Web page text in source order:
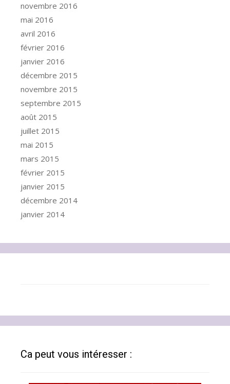
novembre 2016
mai 2016
avril 2016
février 2016
janvier 2016
décembre 2015
novembre 2015
septembre 2015
août 2015
juillet 2015
mai 2015
mars 2015
février 2015
janvier 2015
décembre 2014
janvier 2014
Ca peut vous intéresser :